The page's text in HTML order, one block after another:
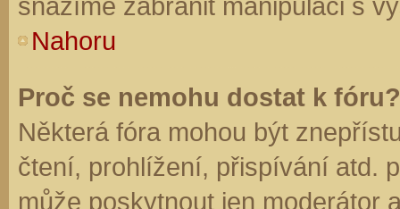
Nahoru
Proč se nemohu dostat k fóru?
Některá fóra mohou být
čtení, prohlížení, přispívání atd.
může poskytnout jen moderátor